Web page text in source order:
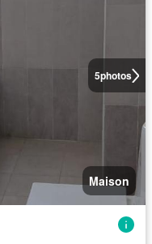
5photos
Maison